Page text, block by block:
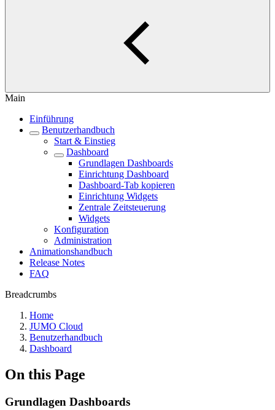
Main
Einführung
Benutzerhandbuch
Start & Einstieg
Dashboard
Grundlagen Dashboards
Einrichtung Dashboard
Dashboard-Tab kopieren
Einrichtung Widgets
Zentrale Zeitsteuerung
Widgets
Konfiguration
Administration
Animationshandbuch
Release Notes
FAQ
Breadcrumbs
Home
JUMO Cloud
Benutzerhandbuch
Dashboard
On this Page
Grundlagen Dashboards